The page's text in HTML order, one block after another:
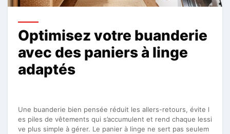
Optimisez votre buanderie
avec des paniers à linge
adaptés
Une buanderie bien pensée réduit les allers-retours, évite l
es piles de vêtements qui s’accumulent et rend chaque lessi
ve plus simple à gérer. Le panier à linge ne sert pas seulem